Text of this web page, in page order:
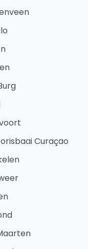
Curaçao